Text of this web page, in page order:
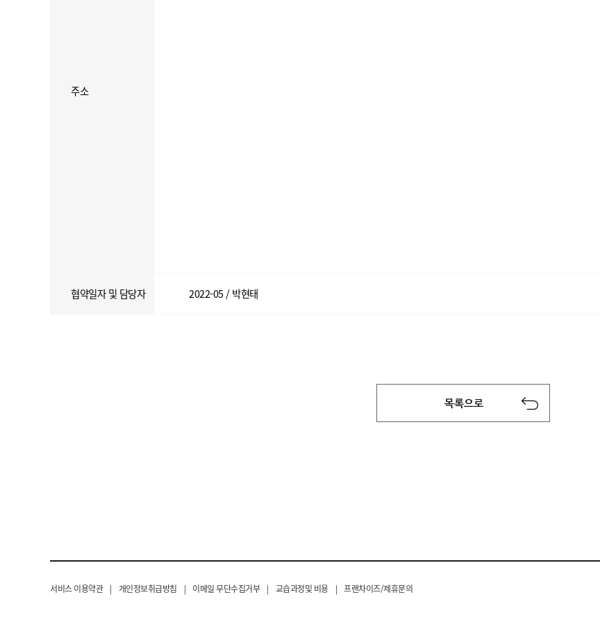
주소
협약일자 및 담당자 2022-05 / 박현태
서비스 이용약관 | 개인정보취급방침 | 이메일 무단수집거부 | 교습과정및 비용 | 프랜차이즈/제휴문의